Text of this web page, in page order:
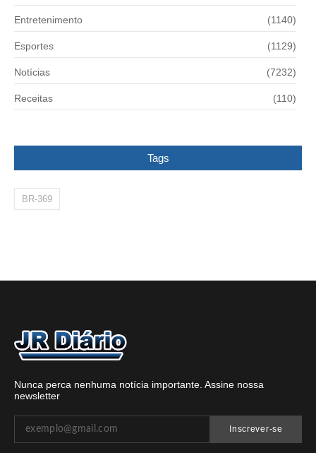
Entretenimento (1140)
Esportes (1129)
Notícias (7232)
Receitas (110)
Tags
BR-369
Nunca perca nenhuma notícia importante. Assine nossa
newsletter
Inscrever-se